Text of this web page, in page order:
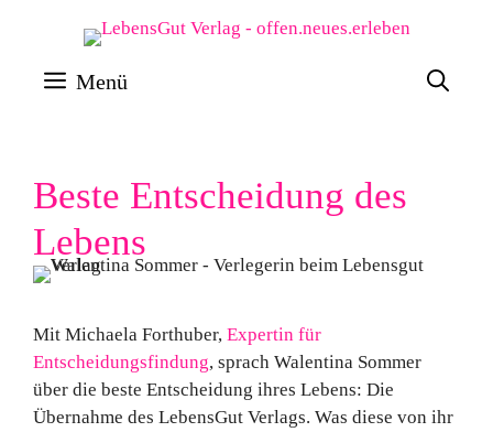
Inhalt
springen
Menü
Beste Entscheidung des
Lebens
Mit Michaela Forthuber, Expertin für
Entscheidungsfindung, sprach Walentina Sommer
über die beste Entscheidung ihres Lebens: Die
Übernahme des LebensGut Verlags. Was diese von ihr